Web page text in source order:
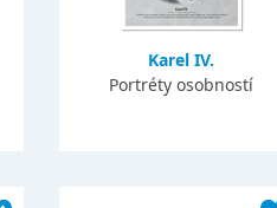
Karel IV.
Portréty osobností